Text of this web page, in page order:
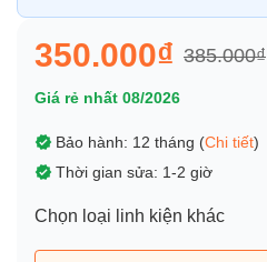
350.000₫ 385.000₫
Giá rẻ nhất 08/2026
Bảo hành: 12 tháng (Chi tiết)
Thời gian sửa: 1-2 giờ
Chọn loại linh kiện khác